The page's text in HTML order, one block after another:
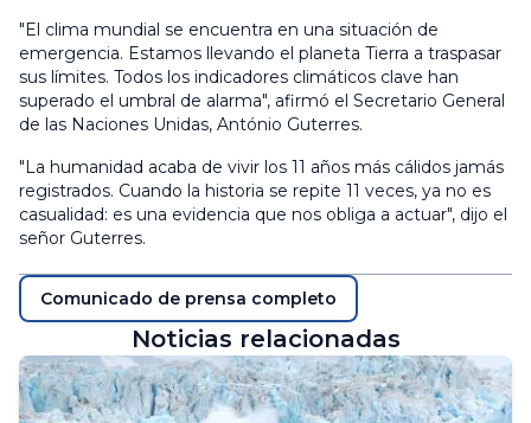
"El clima mundial se encuentra en una situación de
emergencia. Estamos llevando el planeta Tierra a traspasar
sus límites. Todos los indicadores climáticos clave han
superado el umbral de alarma", afirmó el Secretario General
de las Naciones Unidas, António Guterres.
"La humanidad acaba de vivir los 11 años más cálidos jamás
registrados. Cuando la historia se repite 11 veces, ya no es
casualidad: es una evidencia que nos obliga a actuar", dijo el
señor Guterres.
Comunicado de prensa completo
Noticias relacionadas